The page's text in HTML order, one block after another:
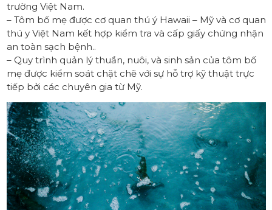
trường Việt Nam.
– Tôm bố mẹ được cơ quan thú ý Hawaii – Mỹ và cơ quan
thú y Việt Nam kết hợp kiểm tra và cấp giấy chứng nhận
an toàn sạch bệnh..
– Quy trình quản lý thuần, nuôi, và sinh sản của tôm bố
mẹ được kiểm soát chặt chẽ với sự hỗ trợ kỹ thuật trực
tiếp bởi các chuyên gia từ Mỹ.